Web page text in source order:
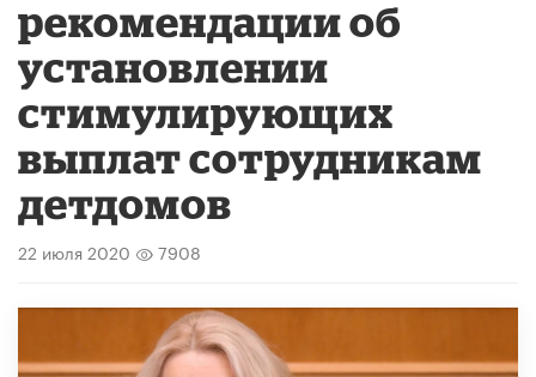
рекомендации об
установлении
стимулирующих
выплат сотрудникам
детдомов
22 июля 2020 7908